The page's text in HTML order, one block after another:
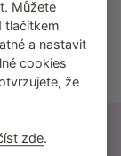
Můžete
tlačítkem
a nastavit
cookies
že
zde.